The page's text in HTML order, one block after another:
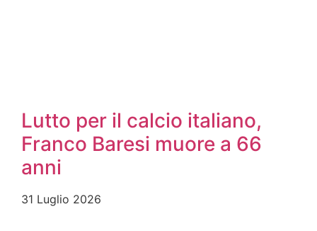
Lutto per il calcio italiano,
Franco Baresi muore a 66
anni
31 Luglio 2026